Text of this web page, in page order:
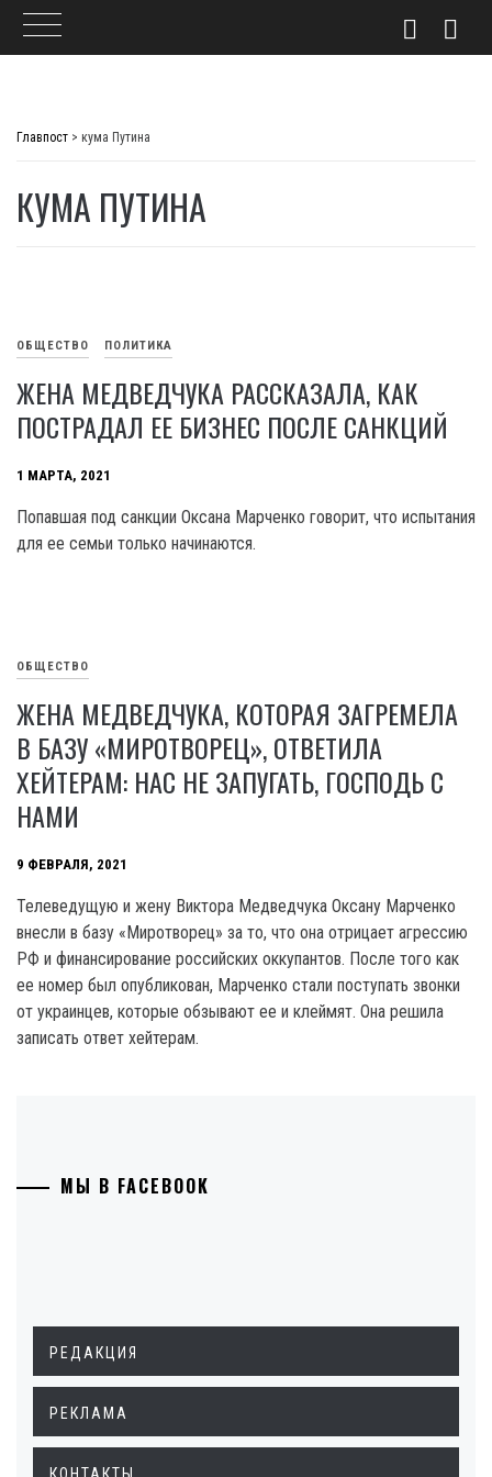
Главпост > кума Путина
КУМА ПУТИНА
ОБЩЕСТВО ПОЛИТИКА
ЖЕНА МЕДВЕДЧУКА РАССКАЗАЛА, КАК
ПОСТРАДАЛ ЕЕ БИЗНЕС ПОСЛЕ САНКЦИЙ
1 МАРТА, 2021
Попавшая под санкции Оксана Марченко говорит, что испытания
для ее семьи только начинаются.
ОБЩЕСТВО
ЖЕНА МЕДВЕДЧУКА, КОТОРАЯ ЗАГРЕМЕЛА
В БАЗУ «МИРОТВОРЕЦ», ОТВЕТИЛА
ХЕЙТЕРАМ: НАС НЕ ЗАПУГАТЬ, ГОСПОДЬ С
НАМИ
9 ФЕВРАЛЯ, 2021
Телеведущую и жену Виктора Медведчука Оксану Марченко
внесли в базу «Миротворец» за то, что она отрицает агрессию
РФ и финансирование российских оккупантов. После того как
ее номер был опубликован, Марченко стали поступать звонки
от украинцев, которые обзывают ее и клеймят. Она решила
записать ответ хейтерам.
МЫ В FACEBOOK
РЕДАКЦИЯ
РЕКЛАМА